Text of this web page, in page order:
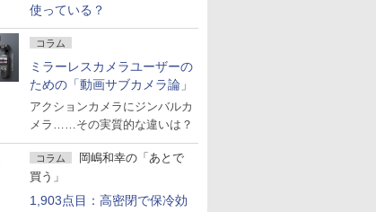
使っている？
コラム
ミラーレスカメラユーザーの
ための「動画サブカメラ論」
アクションカメラにジンバルカ
メラ……その実質的な違いは？
コラム
岡嶋和幸の「あとで
買う」
1,903点目：高密閉で保冷効